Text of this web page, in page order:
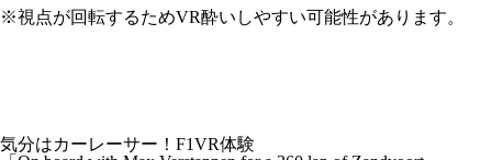
※視点が回転するためVR酔いしやすい可能性があります。
気分はカーレーサー！F1VR体験